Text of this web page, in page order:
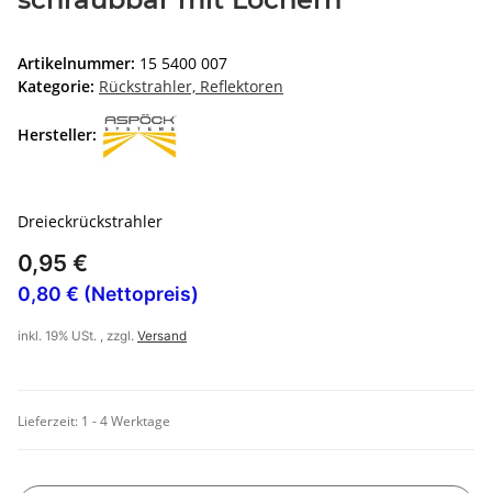
Artikelnummer: 15 5400 007
Kategorie: Rückstrahler, Reflektoren
Hersteller:
Dreieckrückstrahler
0,95 €
0,80 € (Nettopreis)
inkl. 19% USt. , zzgl. Versand
Lieferzeit: 1 - 4 Werktage